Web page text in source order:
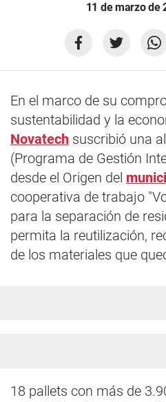
11 de marzo de
En el marco de su
sustentabilidad y la
Novatech suscribió una
(Programa de Gestión
desde el Origen del
cooperativa de trabajo
para la separación de
permita la reutilización,
de los materiales que
18 pallets con más de